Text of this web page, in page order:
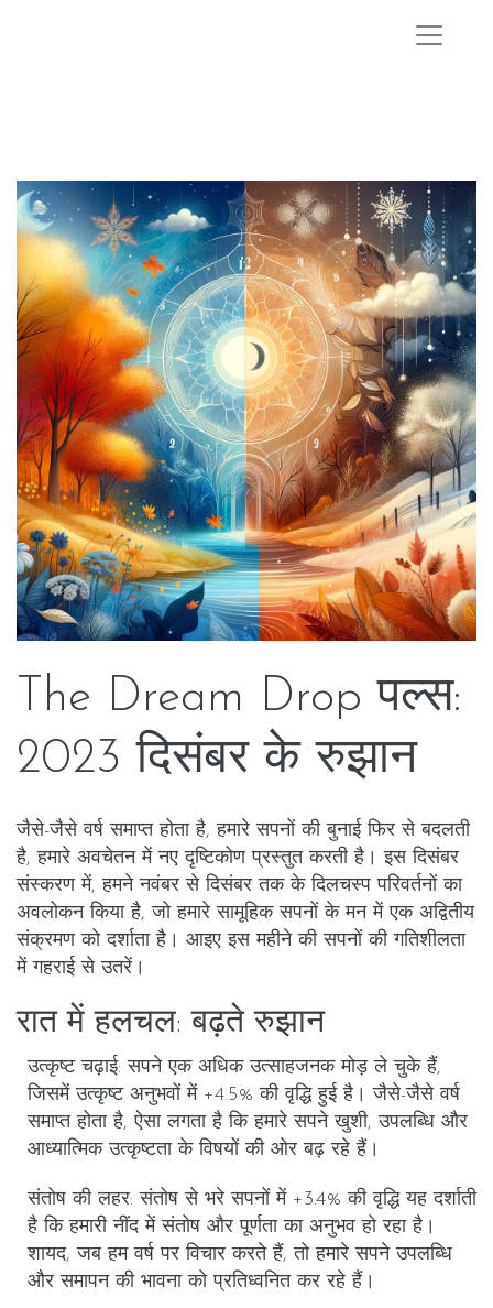
The Dream Drop पल्स:
2023 दिसंबर के रुझान
जैसे-जैसे वर्ष समाप्त होता है, हमारे सपनों की बुनाई फिर से बदलती
है, हमारे अवचेतन में नए दृष्टिकोण प्रस्तुत करती है। इस दिसंबर
संस्करण में, हमने नवंबर से दिसंबर तक के दिलचस्प परिवर्तनों का
अवलोकन किया है, जो हमारे सामूहिक सपनों के मन में एक अद्वितीय
संक्रमण को दर्शाता है। आइए इस महीने की सपनों की गतिशीलता
में गहराई से उतरें।
रात में हलचल: बढ़ते रुझान
उत्कृष्ट चढ़ाई: सपने एक अधिक उत्साहजनक मोड़ ले चुके हैं,
जिसमें उत्कृष्ट अनुभवों में +4.5% की वृद्धि हुई है। जैसे-जैसे वर्ष
समाप्त होता है, ऐसा लगता है कि हमारे सपने खुशी, उपलब्धि और
आध्यात्मिक उत्कृष्टता के विषयों की ओर बढ़ रहे हैं।
संतोष की लहर: संतोष से भरे सपनों में +3.4% की वृद्धि यह दर्शाती
है कि हमारी नींद में संतोष और पूर्णता का अनुभव हो रहा है।
शायद, जब हम वर्ष पर विचार करते हैं, तो हमारे सपने उपलब्धि
और समापन की भावना को प्रतिध्वनित कर रहे हैं।